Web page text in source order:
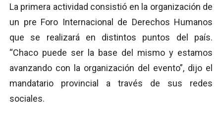
La primera actividad consistió en la organización de
un pre Foro Internacional de Derechos Humanos
que se realizará en distintos puntos del país.
“Chaco puede ser la base del mismo y estamos
avanzando con la organización del evento”, dijo el
mandatario provincial a través de sus redes
sociales.